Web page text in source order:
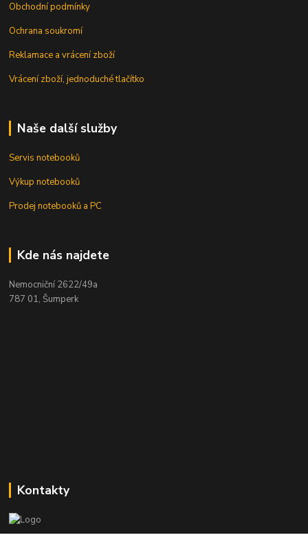
Obchodní podmínky
Ochrana soukromí
Reklamace a vrácení zboží
Vrácení zboží, jednoduché tlačítko
Naše další služby
Servis notebooků
Výkup notebooků
Prodej notebooků a PC
Kde nás najdete
Nemocniční 2622/49a
787 01, Šumperk
Kontakty